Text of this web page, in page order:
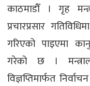
काठमाडौँ । गृह
प्रचारप्रसार
गरिएको पाइएमा
गरेको छ ।
विज्ञप्तिमार्फत